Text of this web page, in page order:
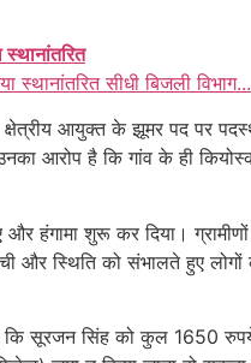
सीधी बिजली विभाग...
आयुक्त के झूमर पद पर
आरोप है कि गांव के ही
शुरू कर दिया। ग्रामीणों
स्थिति को संभालते हुए
कि सूरजन सिंह को कुल 1650